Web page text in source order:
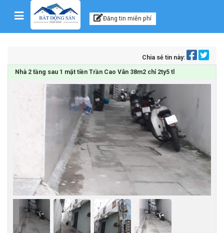
Skip to content Kênh thông tin, tư vấn
Đăng tin miễn phí
Chia sẻ tin này:
Nhà 2 tầng sau 1 mặt tiền Trần Cao Vân 38m2 chỉ 2ty5 tl